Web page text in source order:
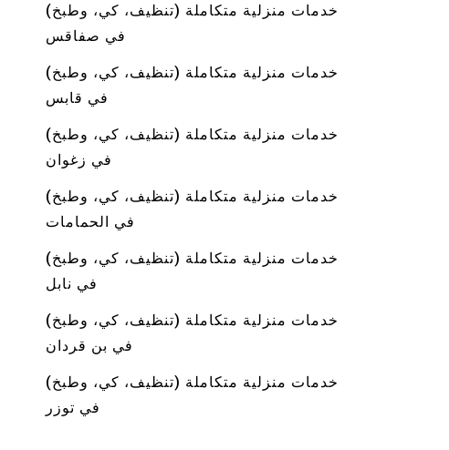
خدمات منزلية متكاملة (تنظيف، كي، وطبخ)
في صفاقس
خدمات منزلية متكاملة (تنظيف، كي، وطبخ)
في قابس
خدمات منزلية متكاملة (تنظيف، كي، وطبخ)
في زغوان
خدمات منزلية متكاملة (تنظيف، كي، وطبخ)
في الحمامات
خدمات منزلية متكاملة (تنظيف، كي، وطبخ)
في نابل
خدمات منزلية متكاملة (تنظيف، كي، وطبخ)
في بن قردان
خدمات منزلية متكاملة (تنظيف، كي، وطبخ)
في توزر